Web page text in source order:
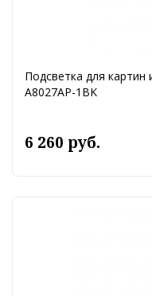
Подсветка для картин
A8027AP-1BK
6 260 руб.